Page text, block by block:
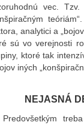
vec.
analytici a
sú vo verejnosti
ktoré tak
iných
NEJASNÁ
Predovšetkým